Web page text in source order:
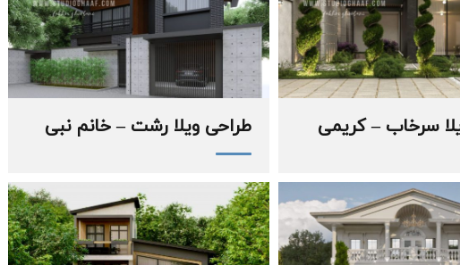
طراحی ویلا رشت – خانم نبی سرخاب – کریمی